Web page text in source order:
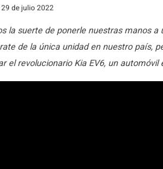
29 de julio 2022
la suerte de ponerle nuestras manos
de la única unidad en nuestro país,
el revolucionario Kia EV6, un